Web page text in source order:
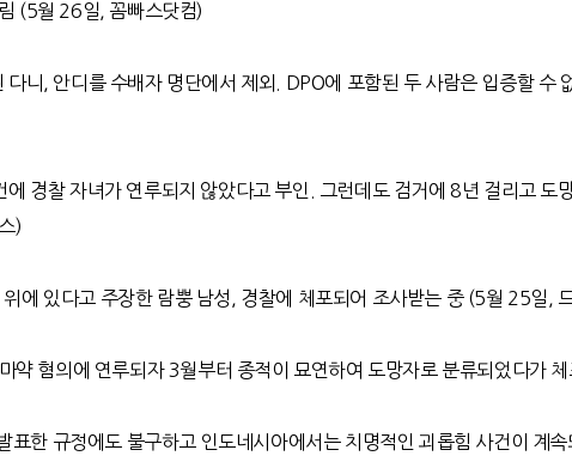
(5월 26일, 꼼빠스닷컴)
다니 , 안디를 수배자 명단에서 제외 . DPO에 포함된 두 사람은 입증할 수
경찰 자녀가 연루되지 않았다고 부인 그런데도 검거에 8년 걸리고 도
)
에 있다고 주장한 람뿡 남성 , 경찰에 체포되어 조사받는 중(5월 25일,
약 혐의에 연루되자3월부터 종적이 묘연하여 도망자로 분류되었다가 체
한 규정에도 불구하고 인도네시아에서는 치명적인 괴롭힘 사건이 계